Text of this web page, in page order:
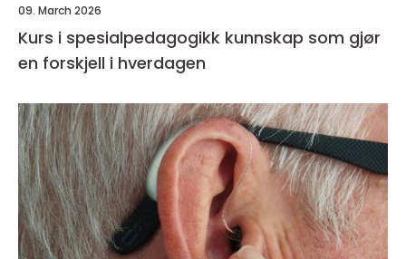
09. March 2026
Kurs i spesialpedagogikk kunnskap som gjør
en forskjell i hverdagen